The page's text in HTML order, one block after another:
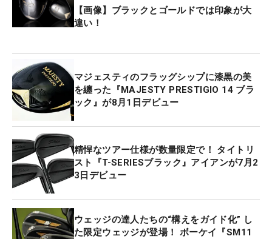
【画像】ブラックとゴールドでは印象が大
違い！
マジェスティのフラッグシップに漆黒の美
を纏った『MAJESTY PRESTIGIO 14 ブラ
ック』が8月1日デビュー
精悍なツアー仕様が数量限定で！ タイトリ
スト『T-SERIESブラック』アイアンが7月2
3日デビュー
ウェッジの達人たちの“構えをガイド化” し
た限定ウェッジが登場！ ボーケイ『SM11